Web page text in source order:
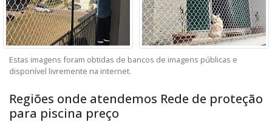
Estas imagens foram obtidas de bancos de imagens públicas e
disponível livremente na internet.
Regiões onde atendemos Rede de proteção
para piscina preço